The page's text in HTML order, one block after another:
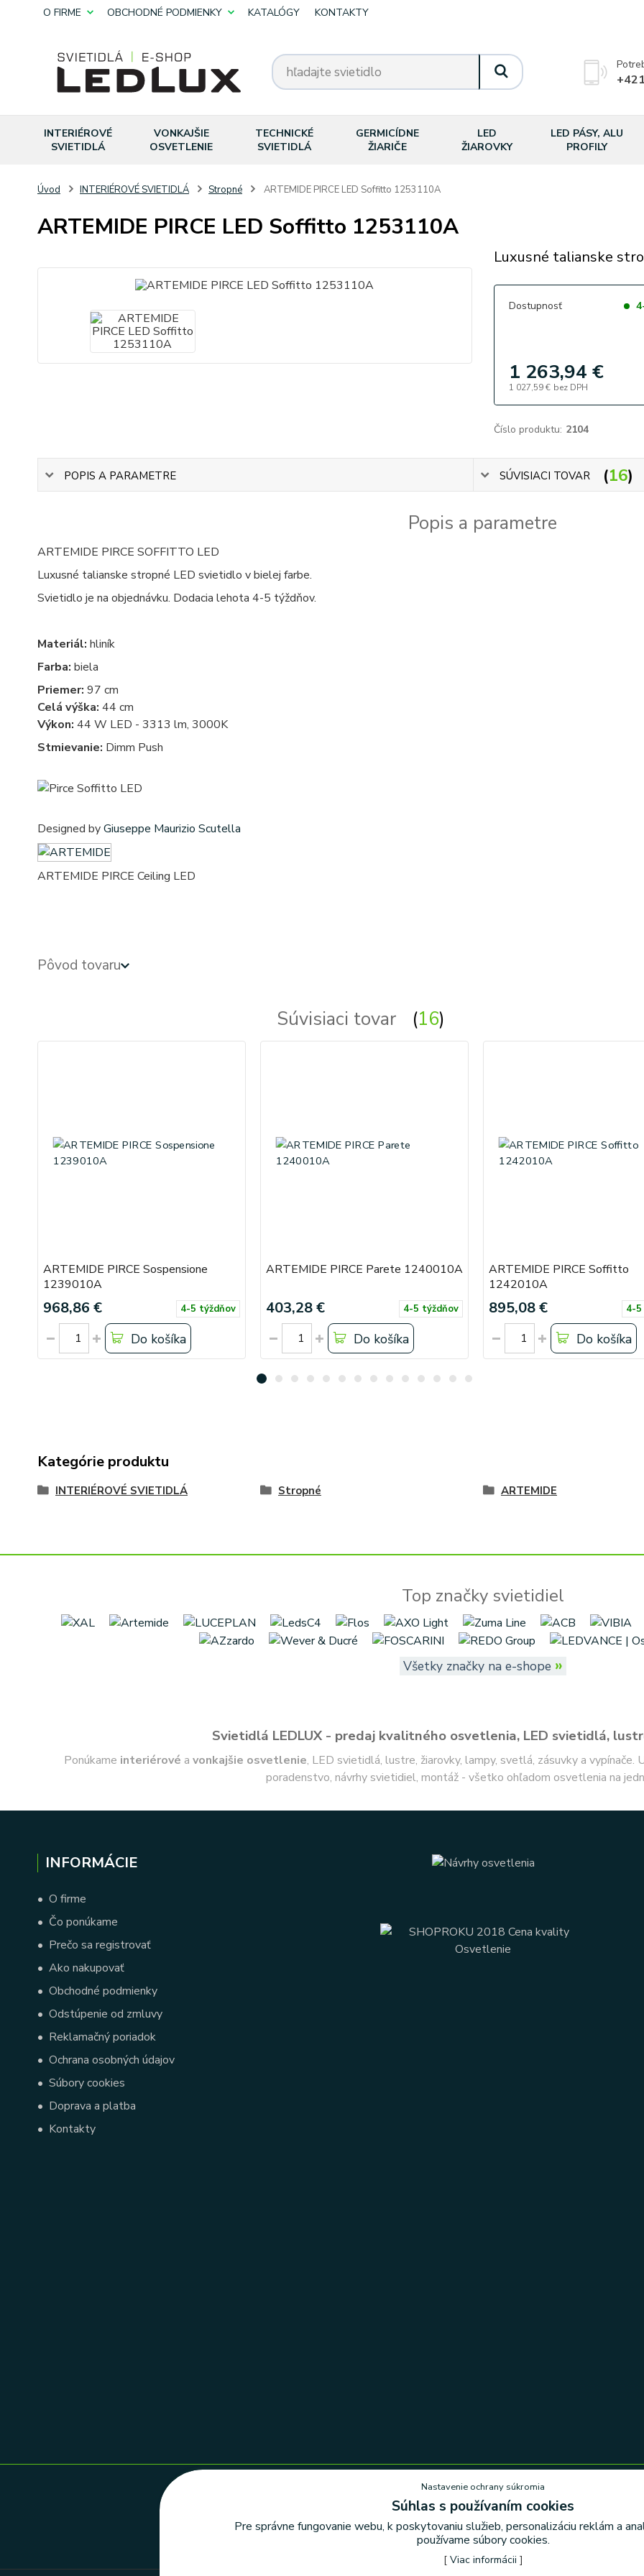
O FIRME OBCHODNÉ PODMIENKY KATALÓGY KONTAKTY
INTERIÉROVÉ
SVIETIDLÁ
VONKAJŠIE
OSVETLENIE
TECHNICKÉ
SVIETIDLÁ
GERMICÍDNE
ŽIARIČE
LED
ŽIAROVKY
LED PÁSY, ALU
PROFILY
Úvod INTERIÉROVÉ SVIETIDLÁ Stropné ARTEMIDE PIRCE LED Soffitto 1253110A
ARTEMIDE PIRCE LED Soffitto 1253110A
Luxusné talianske
Dostupnosť
1 263,94 €
1 027,59 € bez DPH
Číslo produktu: 2104
POPIS A PARAMETRE SÚVISIACI TOVAR 16
Popis a parametre
ARTEMIDE PIRCE SOFFITTO LED
Luxusné talianske stropné LED svietidlo v bielej farbe.
Svietidlo je na objednávku. Dodacia lehota 4-5 týždňov.
Materiál: hliník
Farba: biela
Priemer: 97 cm
Celá výška: 44 cm
Výkon: 44 W LED - 3313 lm, 3000K
Stmievanie: Dimm Push
Designed byGiuseppe Maurizio Scutella
ARTEMIDE PIRCE Ceiling LED
Pôvod tovaru
Súvisiaci tovar 16
ARTEMIDE PIRCE Sospensione
1239010A
968,86 € 4-5 týždňov
Do košíka
ARTEMIDE PIRCE Parete 1240010A
403,28 € 4-5 týždňov
Do košíka
ARTEMIDE PIRCE Soffitto
1242010A
895,08 € 4-
Do košíka
Kategórie produktu
INTERIÉROVÉ SVIETIDLÁ Stropné ARTEMIDE
Top značky svietidiel
Všetky značky na e-shope »
Svietidlá LEDLUX - predaj kvalitného osvetlenia, LED svietidlá,
Ponúkame interiérové a vonkajšie osvetlenie, LED svietidlá, lustre, žiarovky, lampy, svetlá, zásuvky a
poradenstvo, návrhy svietidiel, montáž - všetko ohľadom osvetlenia na
INFORMÁCIE
• O firme
• Čo ponúkame
• Prečo sa registrovať
• Ako nakupovať
• Obchodné podmienky
• Odstúpenie od zmluvy
• Reklamačný poriadok
• Ochrana osobných údajov
• Súbory cookies
• Doprava a platba
• Kontakty
Nastavenie ochrany súkromia
Nastavenie ochrany súkromia
Súhlas s používaním cookies
Pre správne fungovanie webu, k poskytovaniu služieb, personalizáciu reklám a
používame súbory cookies.
[ Viac informácii ]